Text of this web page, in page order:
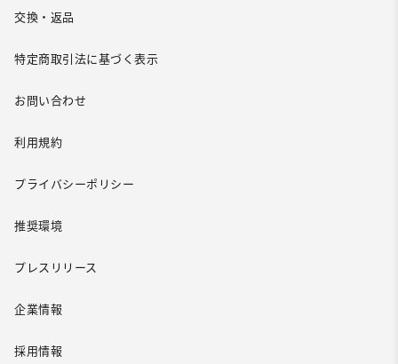
交換・返品
特定商取引法に基づく表示
お問い合わせ
利用規約
プライバシーポリシー
推奨環境
プレスリリース
企業情報
採用情報